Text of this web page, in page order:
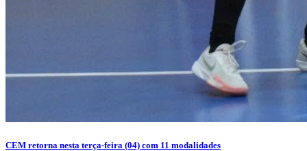
CEM retorna nesta terça-feira (04) com 11 modalidades